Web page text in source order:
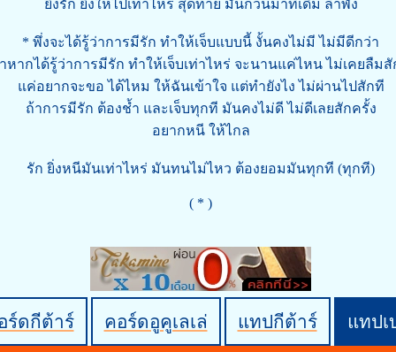
ยิ่งรัก ยิ่งให้ไปเท่าไหร่ สุดท้าย มันก็วนมาที่เดิม ลำพัง
* พึ่งจะได้รู้ว่าการมีรัก ทำให้เจ็บแบบนี้ งั้นคงไม่มี ไม่มีดีกว่า
หากได้รู้ว่าการมีรัก ทำให้เจ็บเท่าไหร่ จะนานแค่ไหน ไม่เคยลืม
แค่อยากจะขอ ได้ไหม ให้ฉันเข้าใจ แต่ทำยังไง ไม่ผ่านไปสักที
ถ้าการมีรัก ต้องช้ำ และเจ็บทุกที มันคงไม่ดี ไม่ดีเลยสักครั้ง
อยากหนี ให้ไกล
รัก ยิ่งหนีมันเท่าไหร่ มันทนไม่ไหว ต้องยอมมันทุกที (ทุกที)
( * )
ร์ดกีต้าร์ คอร์ดอูคูเลเล่ แทปกีต้าร์ แทปเ